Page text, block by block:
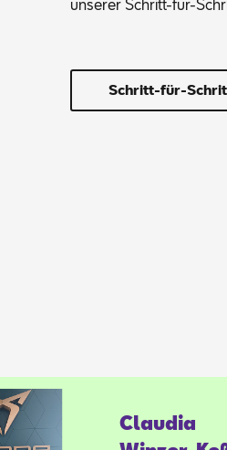
un­se­rer Schritt-für-
Schritt-für-
Clau­dia